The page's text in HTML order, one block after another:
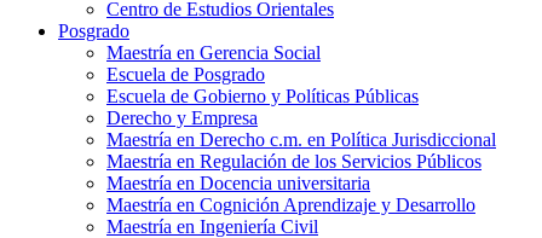
Centro de Estudios Orientales
Posgrado
Maestría en Gerencia Social
Escuela de Posgrado
Escuela de Gobierno y Políticas Públicas
Derecho y Empresa
Maestría en Derecho c.m. en Política Jurisdiccional
Maestría en Regulación de los Servicios Públicos
Maestría en Docencia universitaria
Maestría en Cognición Aprendizaje y Desarrollo
Maestría en Ingeniería Civil